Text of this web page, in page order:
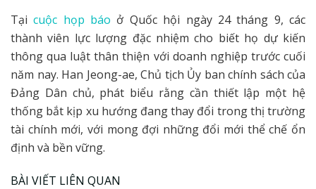
Tạicuộc họp báo ở Quốc hội ngày 24 tháng 9, các
thành viên lực lượng đặc nhiệm cho biết họ dự kiến
thông qua luật thân thiện với doanh nghiệp trước cuối
năm nay. Han Jeong-ae, Chủ tịch Ủy ban chính sách của
Đảng Dân chủ, phát biểu rằng cần thiết lập một hệ
thống bắt kịp xu hướng đang thay đổi trong thị trường
tài chính mới, với mong đợi những đổi mới thể chế ổn
định và bền vững.
BÀI VIẾT LIÊN QUAN